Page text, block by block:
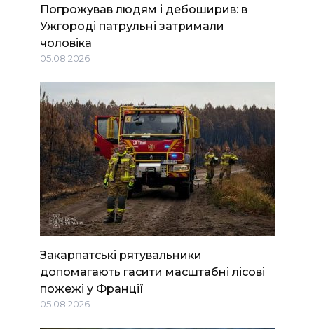
Погрожував людям і дебоширив: в
Ужгороді патрульні затримали
чоловіка
05.08.2026
Закарпатські рятувальники
допомагають гасити масштабні лісові
пожежі у Франції
05.08.2026